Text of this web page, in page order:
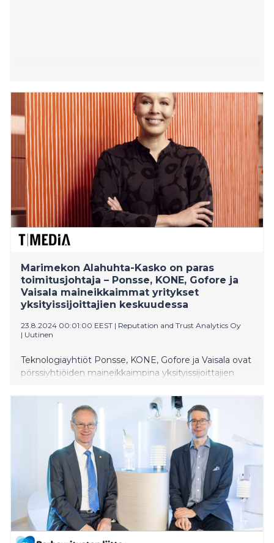
Marimekon Alahuhta-Kasko on paras
toimitusjohtaja – Ponsse, KONE, Gofore ja
Vaisala maineikkaimmat yritykset
yksityissijoittajien keskuudessa
23.8.2024 00:01:00 EEST | Reputation and Trust Analytics Oy
| Uutinen
Teknologiayhtiöt Ponsse, KONE, Gofore ja Vaisala ovat
pörssiyhtiöiden maineikkaimpina yksityissijoittajien
tutkimuksesta. Parhaaksi toimitusjohtajaksi sijoittajat
nostivat Marimekon Tiina Alahuhta-Kaskon.